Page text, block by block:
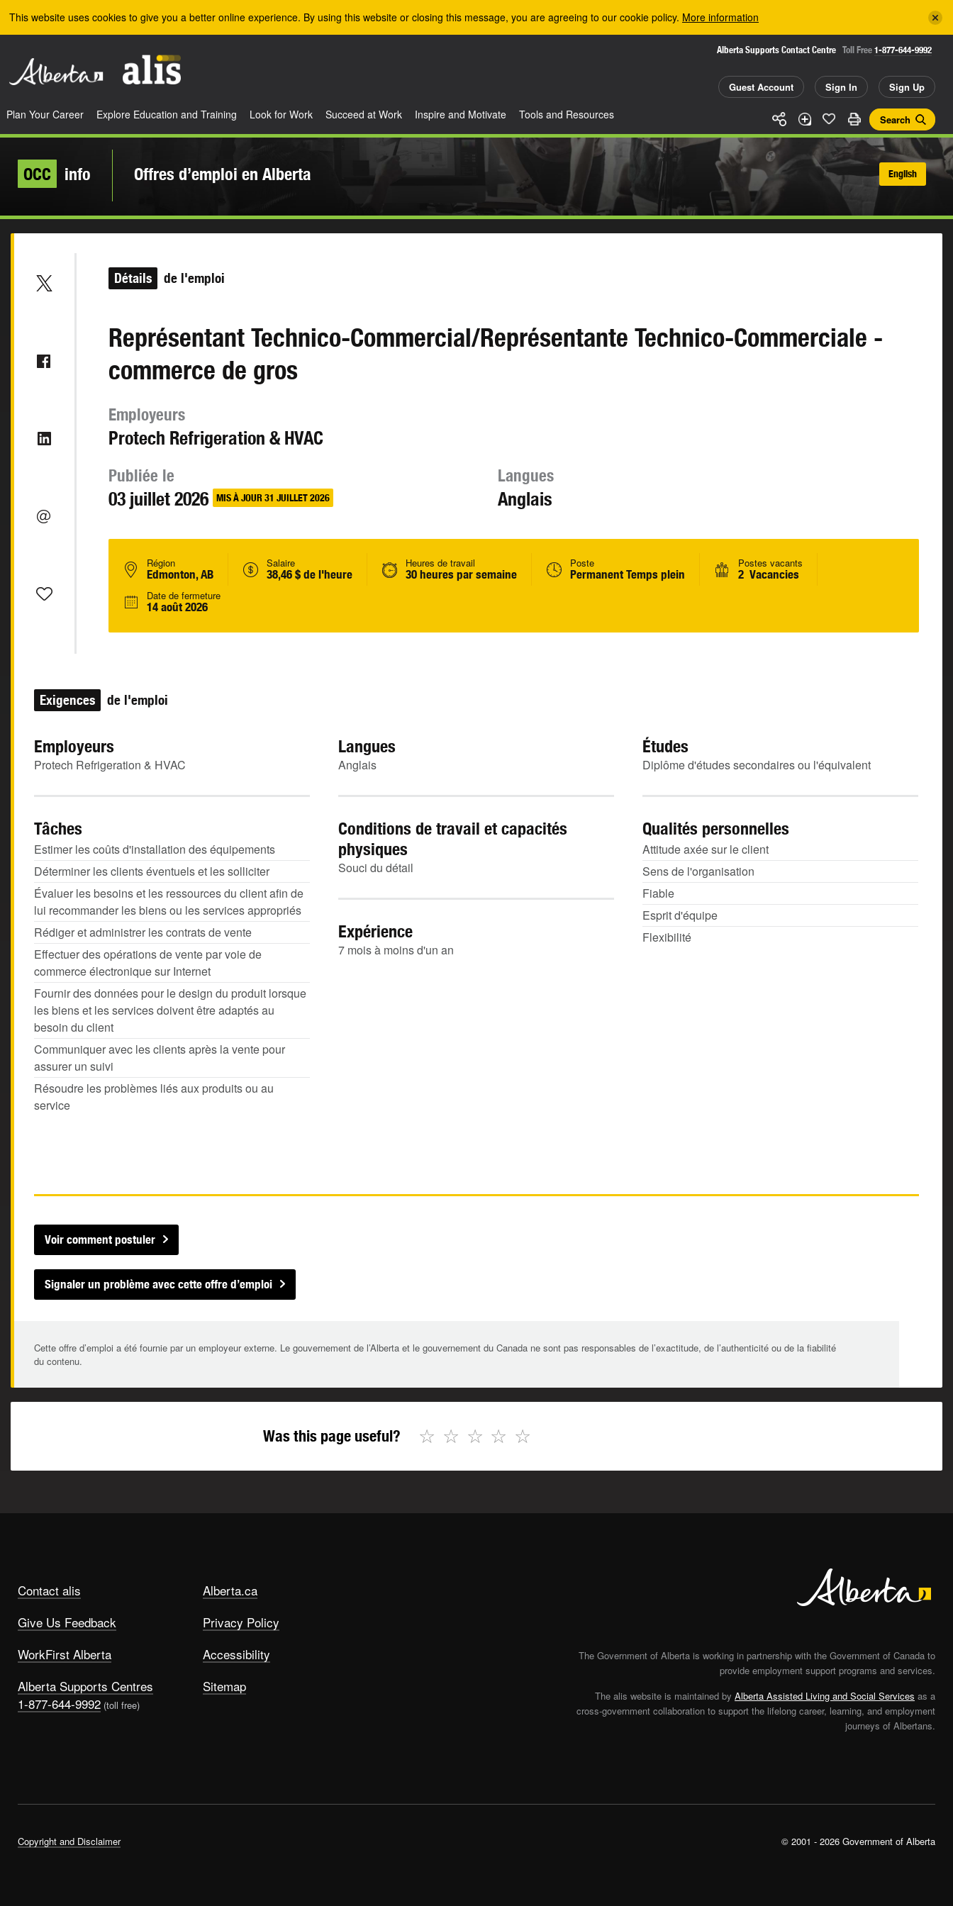
This website uses cookies to give you a better online experience. By using this website or closing this message, you are agreeing to our cookie policy. More information
Alberta Supports Contact Centre Toll Free 1-877-644-9992
Guest Account Sign In Sign Up
Search
Plan Your Career Explore Education and Training Look for Work Succeed at Work Inspire and Motivate Tools and Resources
OCC info Offres d’emploi en Alberta English
Détails de l'emploi
Représentant Technico-Commercial/Représentante Technico-Commerciale -
commerce de gros
Employeurs
Protech Refrigeration & HVAC
Publiée le
03 juillet 2026 MIS À JOUR 31 JUILLET 2026
Langues
Anglais
Région
Edmonton, AB
Salaire
38,46 $ de l'heure
Heures de travail
30 heures par semaine
Poste
Permanent Temps plein
Postes vacants
2 Vacancies
Date de fermeture
14 août 2026
Exigences de l'emploi
Employeurs
Protech Refrigeration & HVAC
Langues
Anglais
Études
Diplôme d'études secondaires ou l'équivalent
Tâches
Estimer les coûts d'installation des équipements
Déterminer les clients éventuels et les solliciter
Évaluer les besoins et les ressources du client afin de
lui recommander les biens ou les services appropriés
Rédiger et administrer les contrats de vente
Effectuer des opérations de vente par voie de
commerce électronique sur Internet
Fournir des données pour le design du produit lorsque
les biens et les services doivent être adaptés au
besoin du client
Communiquer avec les clients après la vente pour
assurer un suivi
Résoudre les problèmes liés aux produits ou au
service
Conditions de travail et capacités
physiques
Souci du détail
Qualités personnelles
Attitude axée sur le client
Sens de l'organisation
Fiable
Esprit d'équipe
Flexibilité
Expérience
7 mois à moins d'un an
Voir comment postuler
Signaler un problème avec cette offre d’emploi
Cette offre d’emploi a été fournie par un employeur externe. Le gouvernement de l’Alberta et le gouvernement du Canada ne sont pas responsables de l’exactitude, de l’authenticité ou de la fiabilité
du contenu.
Was this page useful? ☆
☆
☆
☆
☆
Contact alis
Give Us Feedback
WorkFirst Alberta
Alberta Supports Centres
1-877-644-9992 (toll free)
Alberta.ca
Privacy Policy
Accessibility
Sitemap
The Government of Alberta is working in partnership with the Government of Canada to
provide employment support programs and services.
The alis website is maintained by Alberta Assisted Living and Social Services as a
cross-government collaboration to support the lifelong career, learning, and employment
journeys of Albertans.
Copyright and Disclaimer © 2001 - 2026 Government of Alberta